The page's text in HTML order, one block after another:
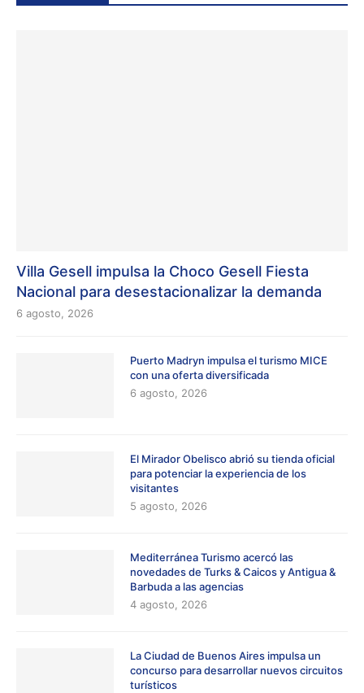
Villa Gesell impulsa la Choco Gesell Fiesta
Nacional para desestacionalizar la demanda
6 agosto, 2026
Puerto Madryn impulsa el turismo MICE
con una oferta diversificada
6 agosto, 2026
El Mirador Obelisco abrió su tienda oficial
para potenciar la experiencia de los
visitantes
5 agosto, 2026
Mediterránea Turismo acercó las
novedades de Turks & Caicos y Antigua &
Barbuda a las agencias
4 agosto, 2026
La Ciudad de Buenos Aires impulsa un
concurso para desarrollar nuevos circuitos
turísticos